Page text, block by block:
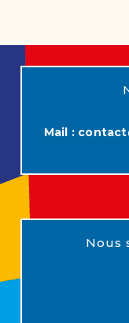
Mail :
Nous